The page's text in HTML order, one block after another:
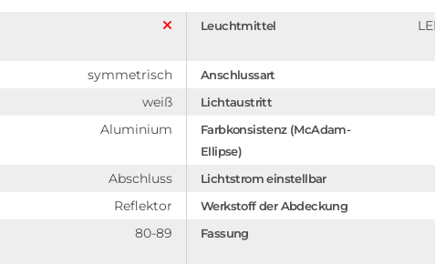
Leuchtmittel
symmetrisch Anschlussart
weiß Lichtaustritt
Aluminium
Farbkonsistenz (McAdam-
Ellipse)
Abschluss Lichtstrom einstellbar
Reflektor Werkstoff der Abdeckung
80-89 Fassung